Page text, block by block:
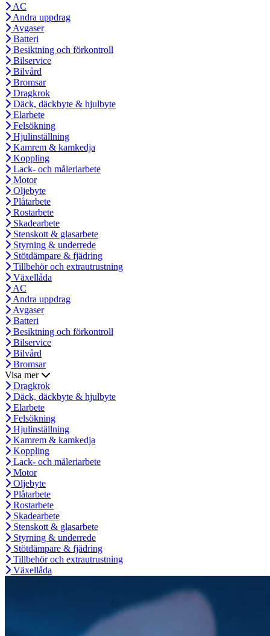
AC
Andra uppdrag
Avgaser
Batteri
Besiktning och förkontroll
Bilservice
Bilvård
Bromsar
Dragkrok
Däck, däckbyte & hjulbyte
Elarbete
Felsökning
Hjulinställning
Kamrem & kamkedja
Koppling
Lack- och måleriarbete
Motor
Oljebyte
Plåtarbete
Rostarbete
Skadearbete
Stenskott & glasarbete
Styrning & underrede
Stötdämpare & fjädring
Tillbehör och extrautrustning
Växellåda
AC
Andra uppdrag
Avgaser
Batteri
Besiktning och förkontroll
Bilservice
Bilvård
Bromsar
Visa mer
Dragkrok
Däck, däckbyte & hjulbyte
Elarbete
Felsökning
Hjulinställning
Kamrem & kamkedja
Koppling
Lack- och måleriarbete
Motor
Oljebyte
Plåtarbete
Rostarbete
Skadearbete
Stenskott & glasarbete
Styrning & underrede
Stötdämpare & fjädring
Tillbehör och extrautrustning
Växellåda